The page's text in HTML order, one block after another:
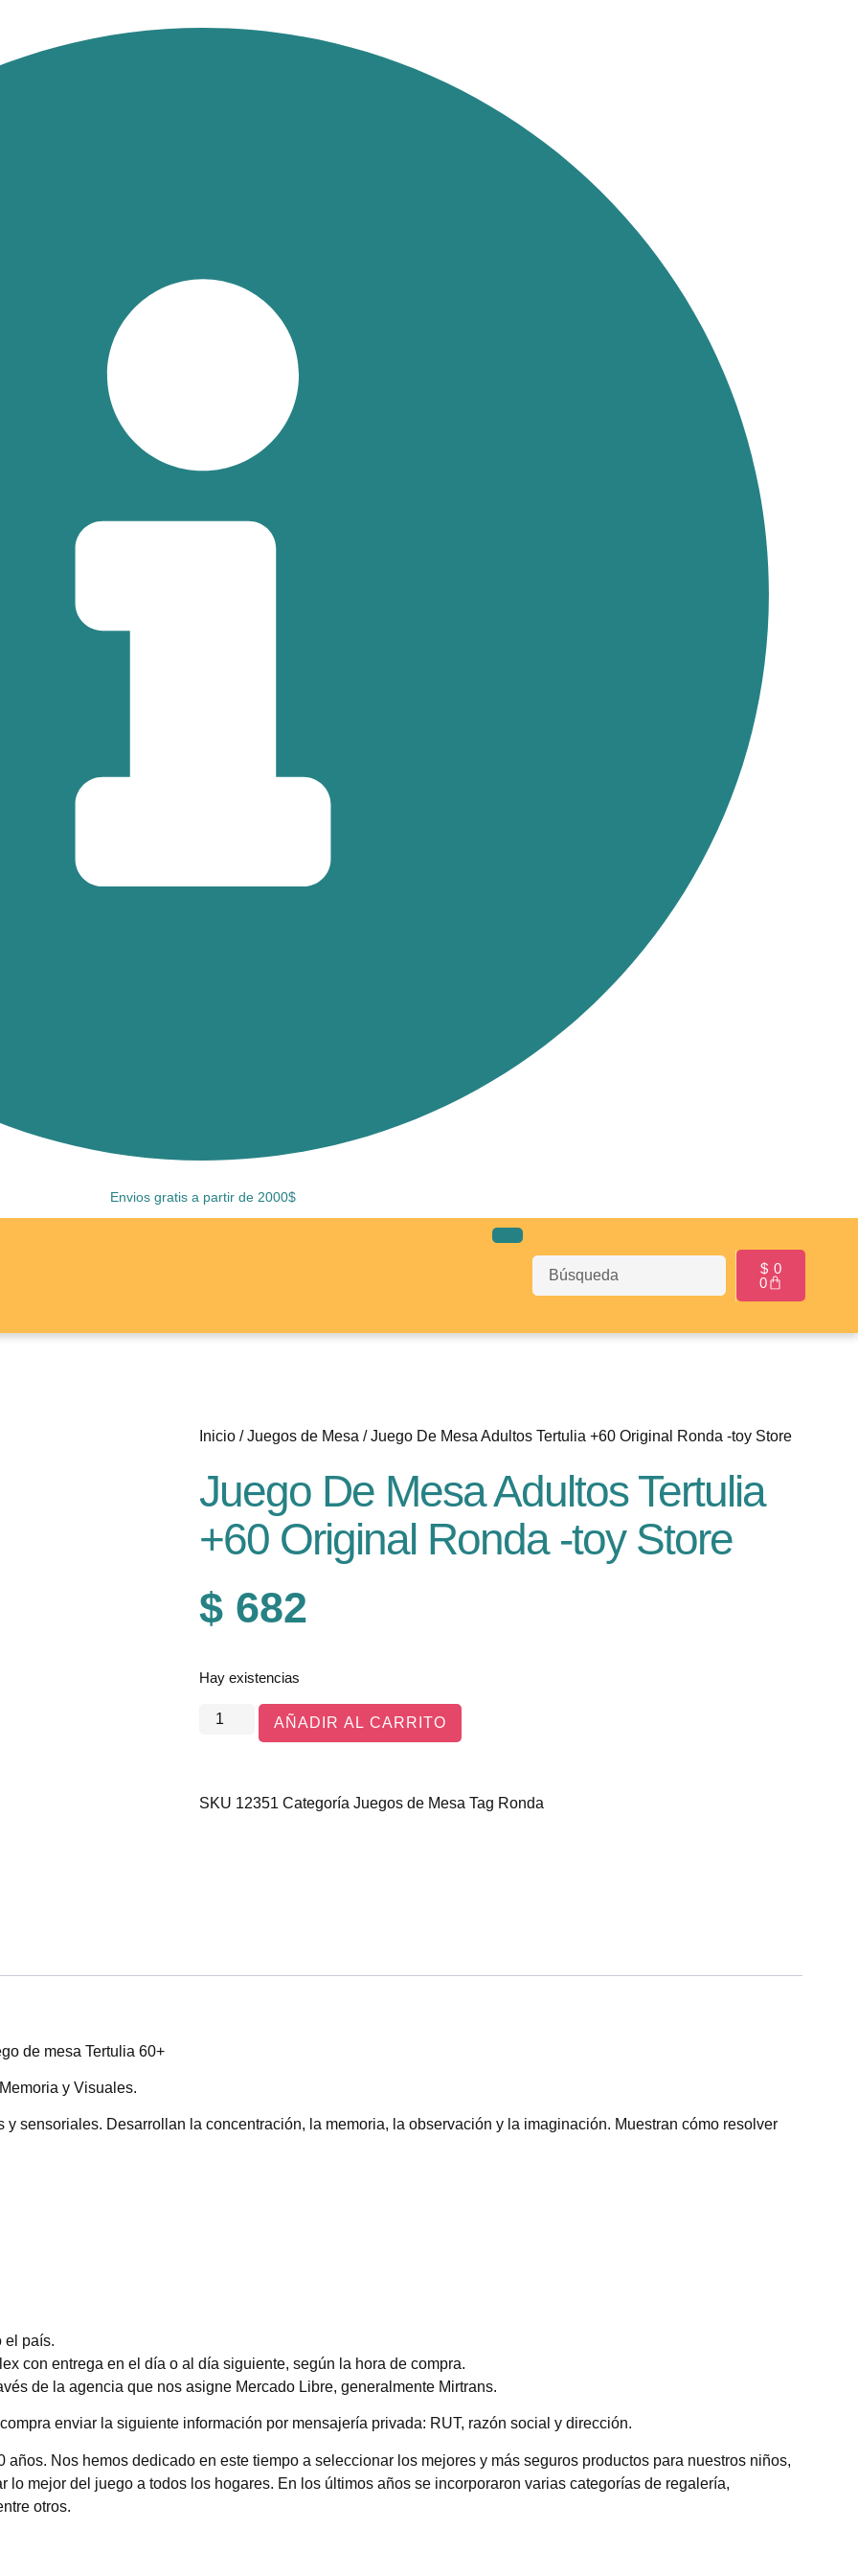
Envios gratis a partir de 2000$
$ 0
0
Inicio /Juegos de Mesa / Juego De Mesa Adultos Tertulia +60 Original Ronda -toy Store
Juego De Mesa Adultos Tertulia
+60 Original Ronda -toy Store
$ 682
Hay existencias
AÑADIR AL CARRITO
SKU 12351 Categoría Juegos de Mesa Tag Ronda
de mesa Tertulia 60+
y Visuales.
sensoriales. Desarrollan la concentración, la memoria, la observación y la imaginación. Muestran cómo resolver
el país.
con entrega en el día o al día siguiente, según la hora de compra.
de la agencia que nos asigne Mercado Libre, generalmente Mirtrans.
enviar la siguiente información por mensajería privada: RUT, razón social y dirección.
Nos hemos dedicado en este tiempo a seleccionar los mejores y más seguros productos para nuestros niños,
mejor del juego a todos los hogares. En los últimos años se incorporaron varias categorías de regalería,
otros.